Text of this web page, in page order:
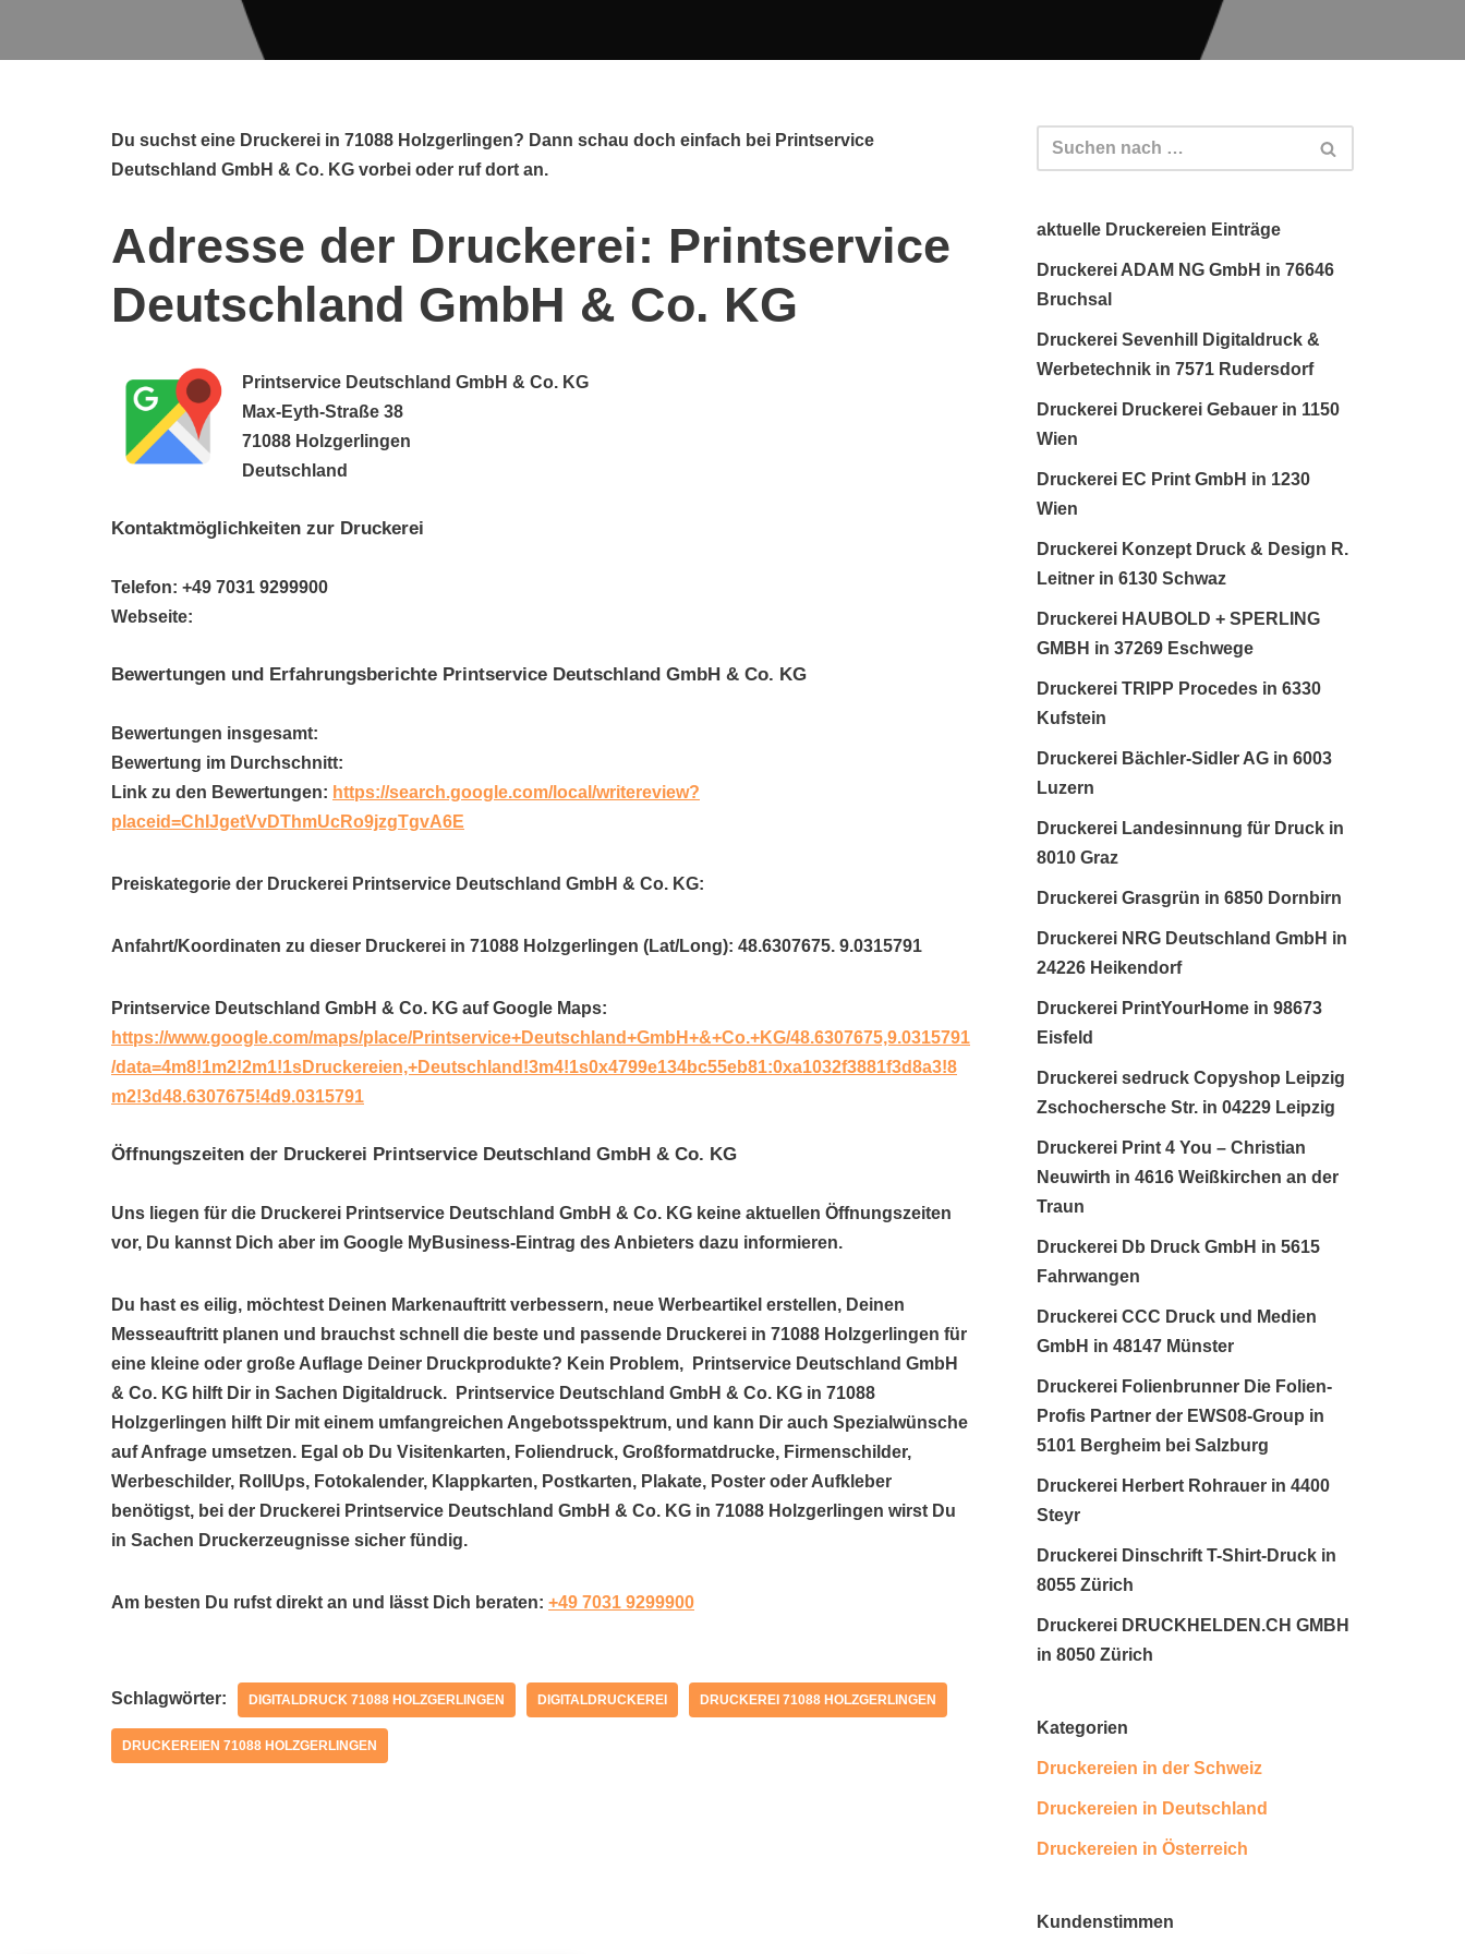
Du suchst eine Druckerei in 71088 Holzgerlingen? Dann schau doch einfach bei Printservice
Deutschland GmbH & Co. KG vorbei oder ruf dort an.
Adresse der Druckerei: Printservice
Deutschland GmbH & Co. KG
Printservice Deutschland GmbH & Co. KG
Max-Eyth-Straße 38
71088 Holzgerlingen
Deutschland
Kontaktmöglichkeiten zur Druckerei
Telefon: +49 7031 9299900
Webseite:
Bewertungen und Erfahrungsberichte Printservice Deutschland GmbH & Co. KG
Bewertungen insgesamt:
Bewertung im Durchschnitt:
Link zu den Bewertungen: https://search.google.com/local/writereview?
placeid=ChIJgetVvDThmUcRo9jzgTgvA6E
Preiskategorie der Druckerei Printservice Deutschland GmbH & Co. KG:
Anfahrt/Koordinaten zu dieser Druckerei in 71088 Holzgerlingen (Lat/Long): 48.6307675. 9.0315791
Printservice Deutschland GmbH & Co. KG auf Google Maps:
https://www.google.com/maps/place/Printservice+Deutschland+GmbH+&+Co.+KG/48.6307675,9.0315791
/data=4m8!1m2!2m1!1sDruckereien,+Deutschland!3m4!1s0x4799e134bc55eb81:0xa1032f3881f3d8a3!8
m2!3d48.6307675!4d9.0315791
Öffnungszeiten der Druckerei Printservice Deutschland GmbH & Co. KG
Uns liegen für die Druckerei Printservice Deutschland GmbH & Co. KG keine aktuellen Öffnungszeiten
vor, Du kannst Dich aber im Google MyBusiness-Eintrag des Anbieters dazu informieren.
Du hast es eilig, möchtest Deinen Markenauftritt verbessern, neue Werbeartikel erstellen, Deinen
Messeauftritt planen und brauchst schnell die beste und passende Druckerei in 71088 Holzgerlingen für
eine kleine oder große Auflage Deiner Druckprodukte? Kein Problem, Printservice Deutschland GmbH
& Co. KG hilft Dir in Sachen Digitaldruck. Printservice Deutschland GmbH & Co. KG in 71088
Holzgerlingen hilft Dir mit einem umfangreichen Angebotsspektrum, und kann Dir auch Spezialwünsche
auf Anfrage umsetzen. Egal ob Du Visitenkarten, Foliendruck, Großformatdrucke, Firmenschilder,
Werbeschilder, RollUps, Fotokalender, Klappkarten, Postkarten, Plakate, Poster oder Aufkleber
benötigst, bei der Druckerei Printservice Deutschland GmbH & Co. KG in 71088 Holzgerlingen wirst Du
in Sachen Druckerzeugnisse sicher fündig.
Am besten Du rufst direkt an und lässt Dich beraten: +49 7031 9299900
Schlagwörter: DIGITALDRUCK 71088 HOLZGERLINGEN DIGITALDRUCKEREI DRUCKEREI 71088 HOLZGERLINGEN
DRUCKEREIEN 71088 HOLZGERLINGEN
aktuelle Druckereien Einträge
Druckerei ADAM NG GmbH in 76646
Bruchsal
Druckerei Sevenhill Digitaldruck &
Werbetechnik in 7571 Rudersdorf
Druckerei Druckerei Gebauer in 1150
Wien
Druckerei EC Print GmbH in 1230
Wien
Druckerei Konzept Druck & Design R.
Leitner in 6130 Schwaz
Druckerei HAUBOLD + SPERLING
GMBH in 37269 Eschwege
Druckerei TRIPP Procedes in 6330
Kufstein
Druckerei Bächler-Sidler AG in 6003
Luzern
Druckerei Landesinnung für Druck in
8010 Graz
Druckerei Grasgrün in 6850 Dornbirn
Druckerei NRG Deutschland GmbH in
24226 Heikendorf
Druckerei PrintYourHome in 98673
Eisfeld
Druckerei sedruck Copyshop Leipzig
Zschochersche Str. in 04229 Leipzig
Druckerei Print 4 You – Christian
Neuwirth in 4616 Weißkirchen an der
Traun
Druckerei Db Druck GmbH in 5615
Fahrwangen
Druckerei CCC Druck und Medien
GmbH in 48147 Münster
Druckerei Folienbrunner Die Folien-
Profis Partner der EWS08-Group in
5101 Bergheim bei Salzburg
Druckerei Herbert Rohrauer in 4400
Steyr
Druckerei Dinschrift T-Shirt-Druck in
8055 Zürich
Druckerei DRUCKHELDEN.CH GMBH
in 8050 Zürich
Kategorien
Druckereien in der Schweiz
Druckereien in Deutschland
Druckereien in Österreich
Kundenstimmen